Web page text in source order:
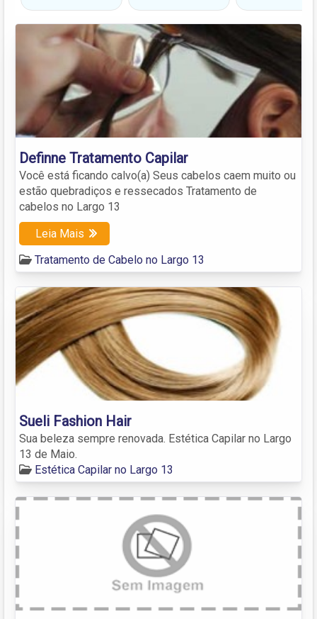
Definne Tratamento Capilar
Você está ficando calvo(a) Seus cabelos caem muito ou
estão quebradiços e ressecados Tratamento de
cabelos no Largo 13
Leia Mais
Tratamento de Cabelo no Largo 13
Sueli Fashion Hair
Sua beleza sempre renovada. Estética Capilar no Largo
13 de Maio.
Estética Capilar no Largo 13